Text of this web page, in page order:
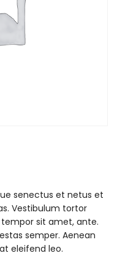
senectus et netus et
Vestibulum tortor
sit amet, ante.
semper. Aenean
eleifend leo.